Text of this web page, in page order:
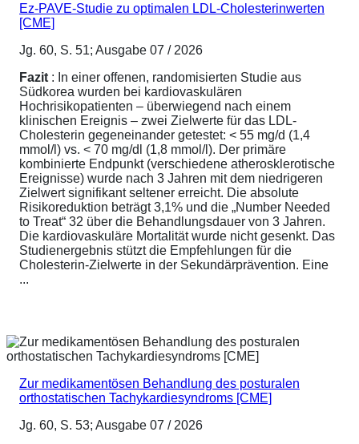
Ez-PAVE-Studie zu optimalen LDL-Cholesterinwerten
[CME]
Jg. 60, S. 51; Ausgabe 07 / 2026
Fazit : In einer offenen, randomisierten Studie aus
Südkorea wurden bei kardiovaskulären
Hochrisikopatienten – überwiegend nach einem
klinischen Ereignis – zwei Zielwerte für das LDL-
Cholesterin gegeneinander getestet: < 55 mg/d (1,4
mmol/l) vs. < 70 mg/dl (1,8 mmol/l). Der primäre
kombinierte Endpunkt (verschiedene atherosklerotische
Ereignisse) wurde nach 3 Jahren mit dem niedrigeren
Zielwert signifikant seltener erreicht. Die absolute
Risikoreduktion beträgt 3,1% und die „Number Needed
to Treat“ 32 über die Behandlungsdauer von 3 Jahren.
Die kardiovaskuläre Mortalität wurde nicht gesenkt. Das
Studienergebnis stützt die Empfehlungen für die
Cholesterin-Zielwerte in der Sekundärprävention. Eine
...
Zur medikamentösen Behandlung des posturalen
orthostatischen Tachykardiesyndroms [CME]
Jg. 60, S. 53; Ausgabe 07 / 2026